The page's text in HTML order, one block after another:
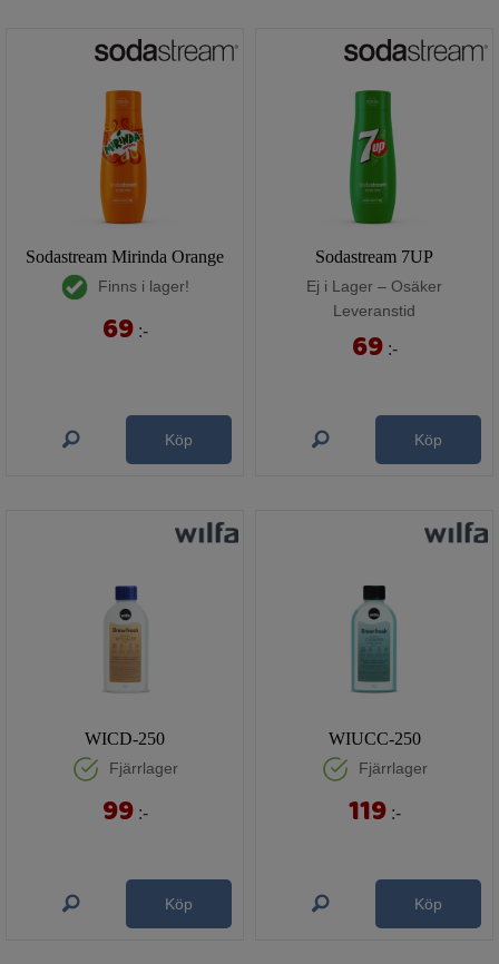
Sodastream Mirinda Orange
Finns i lager!
69 :-
Köp
Sodastream 7UP
Ej i Lager – Osäker
Leveranstid
69 :-
Köp
WICD-250
Fjärrlager
99 :-
Köp
WIUCC-250
Fjärrlager
119 :-
Köp